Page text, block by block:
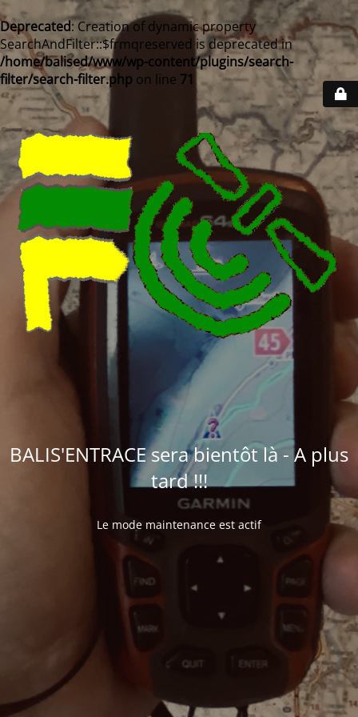
Deprecated: Creation of dynamic property
SearchAndFilter::$frmqreserved is deprecated in
/home/balised/www/wp-content/plugins/search-
filter/search-filter.php on line 71
BALIS'ENTRACE sera bientôt là - A plus
tard !!!
Le mode maintenance est actif